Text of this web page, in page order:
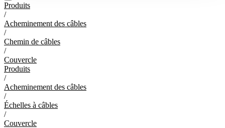
Produits
/
Acheminement des câbles
/
Chemin de câbles
/
Couvercle
Produits
/
Acheminement des câbles
/
Échelles à câbles
/
Couvercle